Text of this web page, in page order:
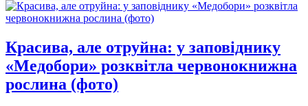
Красива, але отруйна: у заповіднику
«Медобори» розквітла червонокнижна
рослина (фото)